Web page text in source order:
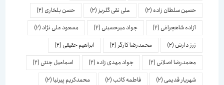
حسین سلطان زاده(2) علی نقی گلریز(2) حسن بلخاری(2)
آزاده شاهچراغی(2) جواد میرحسینی(2) مسعود علی نژاد (2)
ژرژ دارش(2) محمدرضا کارگر(2) ابراهیم حقیقی(2)
محمدرضا اصلانی(2) جواد مهدی زاده(2) اسماعیل جنتی(2)
شهریار قدیمی(2) فاطمه کاتب(2) محمدکریم پیرنیا(2)